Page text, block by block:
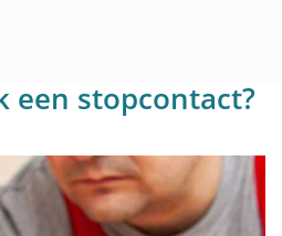
een stopcontact?